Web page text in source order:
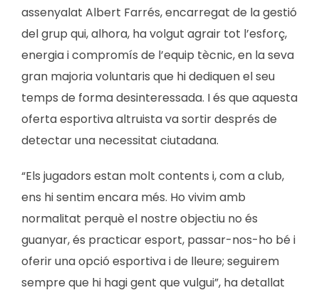
assenyalat Albert Farrés, encarregat de la gestió
del grup qui, alhora, ha volgut agrair tot l’esforç,
energia i compromís de l’equip tècnic, en la seva
gran majoria voluntaris que hi dediquen el seu
temps de forma desinteressada. I és que aquesta
oferta esportiva altruista va sortir després de
detectar una necessitat ciutadana.
“Els jugadors estan molt contents i, com a club,
ens hi sentim encara més. Ho vivim amb
normalitat perquè el nostre objectiu no és
guanyar, és practicar esport, passar-nos-ho bé i
oferir una opció esportiva i de lleure; seguirem
sempre que hi hagi gent que vulgui”, ha detallat